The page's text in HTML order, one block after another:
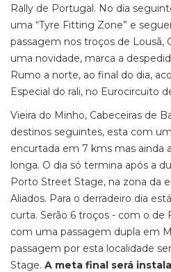
Rally de Portugal. No dia
uma “Tyre Fitting Zone” e
passagem nos troços de Lousã,
uma novidade, marca a
Rumo a norte, ao final do dia,
Especial do rali, no Eurocircuito
Vieira do Minho, Cabeceiras de
destinos seguintes, esta com
encurtada em 7 kms mas ainda
longa. O dia só termina após a
Porto Street Stage, na zona da
Aliados. Para o derradeiro dia
curta. Serão 6 troços - com o de
com uma passagem dupla em
passagem por esta localidade
Stage. A meta final será